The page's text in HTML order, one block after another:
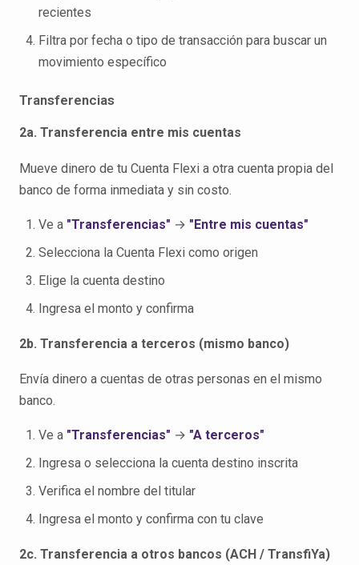
recientes
Filtra por fecha o tipo de transacción para buscar un
movimiento específico
Transferencias
2a. Transferencia entre mis cuentas
Mueve dinero de tu Cuenta Flexi a otra cuenta propia del
banco de forma inmediata y sin costo.
Ve a "Transferencias" → "Entre mis cuentas"
Selecciona la Cuenta Flexi como origen
Elige la cuenta destino
Ingresa el monto y confirma
2b. Transferencia a terceros (mismo banco)
Envía dinero a cuentas de otras personas en el mismo
banco.
Ve a "Transferencias" → "A terceros"
Ingresa o selecciona la cuenta destino inscrita
Verifica el nombre del titular
Ingresa el monto y confirma con tu clave
2c. Transferencia a otros bancos (ACH / TransfiYa)